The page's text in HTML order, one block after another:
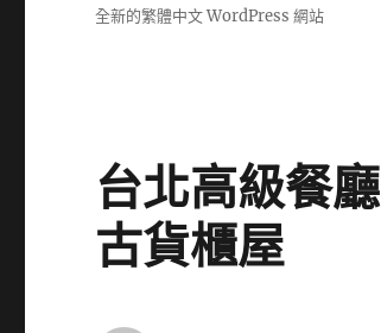
全新的繁體中文 WordPress 網站
台北高級餐
古貨櫃屋